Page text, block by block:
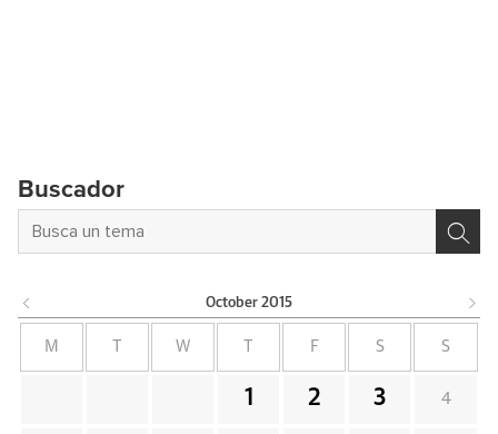
Buscador
October 2015
M W F S S
1 2 3 4